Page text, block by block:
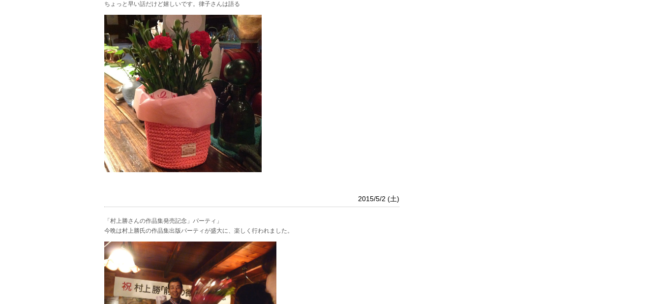
ちょっと早い話だけど嬉しいです。律子さんは語る
2015/5/2 (土)
「村上勝さんの作品集発売記念」パーティ」
今晩は村上勝氏の作品集出版パーティが盛大に、楽しく行われました。